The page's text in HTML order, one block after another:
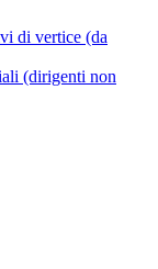
di vertice (da
(dirigenti non